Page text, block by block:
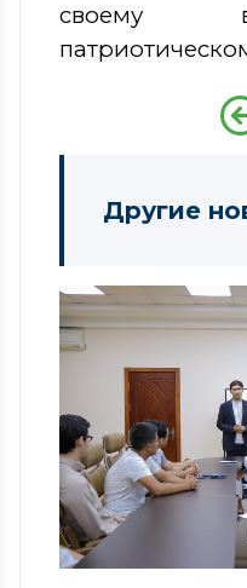
своему
Другие